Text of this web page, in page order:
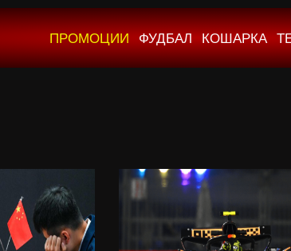
ПРОМОЦИИ ФУДБАЛ КОШАРКА